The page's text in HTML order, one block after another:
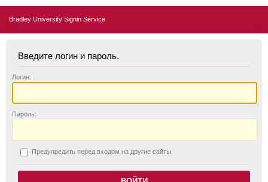
Bradley University Signin Service
Введите логин и пароль.
Логин:
Пароль:
Предупредить перед входом на другие сайты.